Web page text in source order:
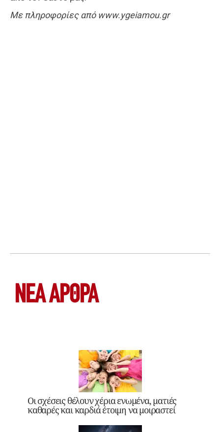
Με πληροφορίες από www.ygeiamou.gr
ΝΕΑ ΆΡΘΡΑ
Οι σχέσεις θέλουν χέρια ενωμένα, ματιές
καθαρές και καρδιά έτοιμη να μοιραστεί